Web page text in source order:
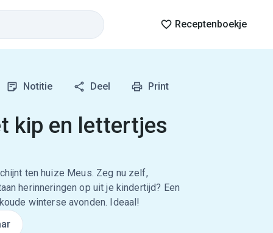
Receptenboekje
Notitie Deel Print
kip en lettertjes
ten huize Meus. Zeg nu zelf,
herinneringen op uit je kindertijd? Een
winterse avonden. Ideaal!